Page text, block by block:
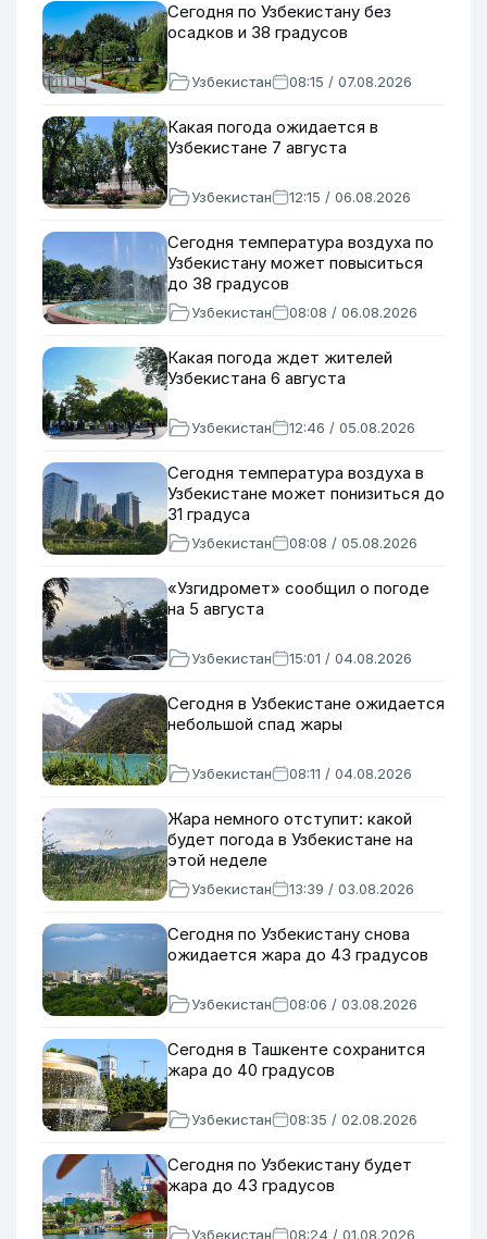
Сегодня по Узбекистану без
осадков и 38 градусов
Узбекистан 08:15 / 07.08.2026
Какая погода ожидается в
Узбекистане 7 августа
Узбекистан 12:15 / 06.08.2026
Сегодня температура воздуха по
Узбекистану может повыситься
до 38 градусов
Узбекистан 08:08 / 06.08.2026
Какая погода ждет жителей
Узбекистана 6 августа
Узбекистан 12:46 / 05.08.2026
Сегодня температура воздуха в
Узбекистане может понизиться до
31 градуса
Узбекистан 08:08 / 05.08.2026
«Узгидромет» сообщил о погоде
на 5 августа
Узбекистан 15:01 / 04.08.2026
Сегодня в Узбекистане ожидается
небольшой спад жары
Узбекистан 08:11 / 04.08.2026
Жара немного отступит: какой
будет погода в Узбекистане на
этой неделе
Узбекистан 13:39 / 03.08.2026
Сегодня по Узбекистану снова
ожидается жара до 43 градусов
Узбекистан 08:06 / 03.08.2026
Сегодня в Ташкенте сохранится
жара до 40 градусов
Узбекистан 08:35 / 02.08.2026
Сегодня по Узбекистану будет
жара до 43 градусов
Узбекистан 08:24 / 01.08.2026